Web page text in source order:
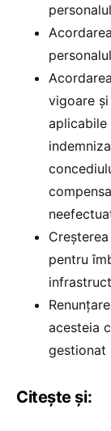
vigoare
aplicabile
pentru
acesteia
gestionat
Citește și: